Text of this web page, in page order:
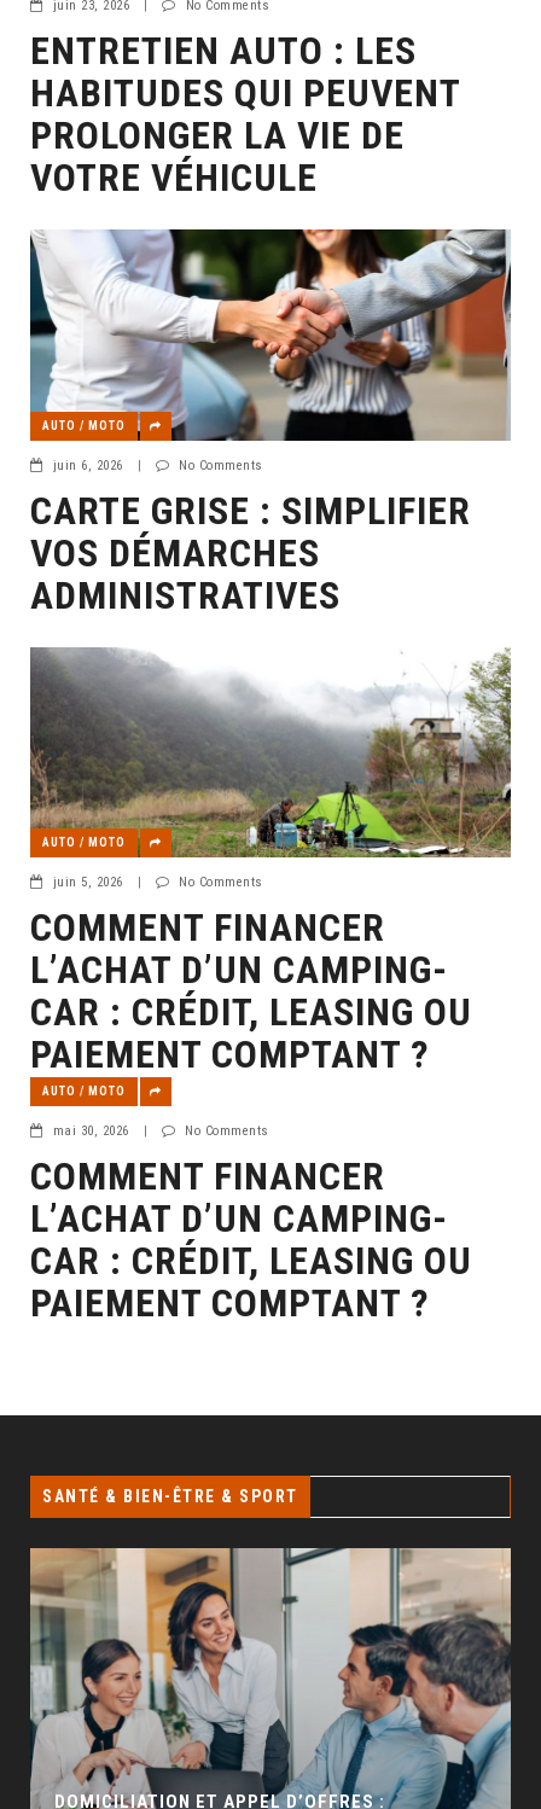
juin 23, 2026 No Comments
ENTRETIEN AUTO : LES
HABITUDES QUI PEUVENT
PROLONGER LA VIE DE
VOTRE VÉHICULE
AUTO / MOTO
juin 6, 2026 | No Comments
CARTE GRISE : SIMPLIFIER
VOS DÉMARCHES
ADMINISTRATIVES
AUTO / MOTO
juin 5, 2026 | No Comments
COMMENT FINANCER
L’ACHAT D’UN CAMPING-
CAR : CRÉDIT, LEASING OU
PAIEMENT COMPTANT ?
AUTO / MOTO
mai 30, 2026 | No Comments
COMMENT FINANCER
L’ACHAT D’UN CAMPING-
CAR : CRÉDIT, LEASING OU
PAIEMENT COMPTANT ?
SANTÉ & BIEN-ÊTRE & SPORT
GÉO SEO : UN LEVIER INCONTOURNABLE POUR
LA VISIBILITÉ LOCALE
BUSINESS